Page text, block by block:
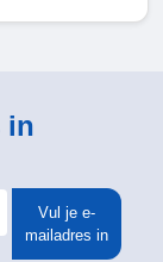
in
Vul je e-
mailadres in